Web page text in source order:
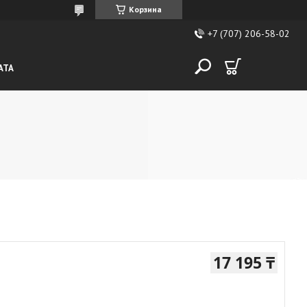
Корзина
+7 (707) 206-58-02
17 195 ₸